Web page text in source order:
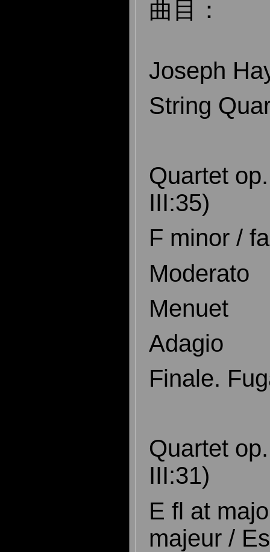
曲目：
Joseph
String
Quartet
III:35)
F minor /
Moderato
Menuet
Adagio
Finale.
Quartet
III:31)
E fl at
majeur /